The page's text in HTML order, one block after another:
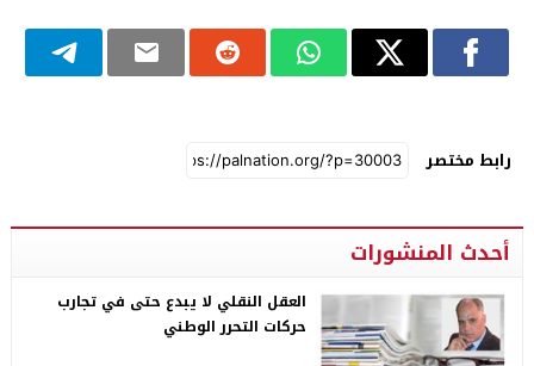
رابط مختصر
أحدث المنشورات
العقل النقلي لا يبدع حتى في تجارب
حركات التحرر الوطني